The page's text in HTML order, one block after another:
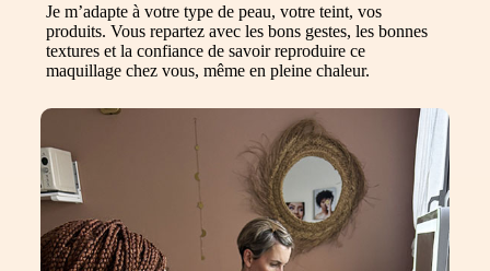
Je m’adapte à votre type de peau, votre teint, vos
produits. Vous repartez avec les bons gestes, les bonnes
textures et la confiance de savoir reproduire ce
maquillage chez vous, même en pleine chaleur.